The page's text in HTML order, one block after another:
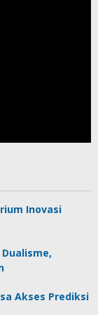
Inovasi
Dualisme,
Akses Prediksi